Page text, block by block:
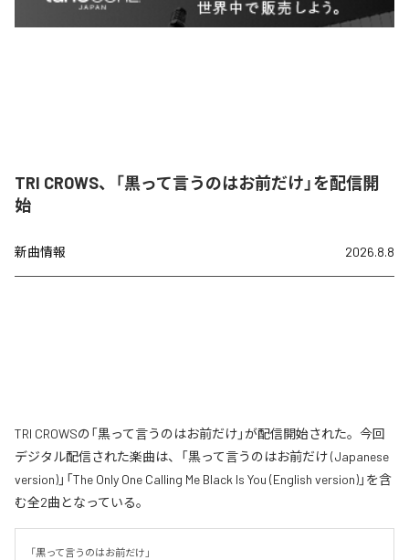
TRI CROWS、「黒って言うのはお前だけ」を配信開
始
新曲情報 2026.8.8
TRI CROWSの「黒って言うのはお前だけ」が配信開始された。今回
デジタル配信された楽曲は、「黒って言うのはお前だけ (Japanese
version)」「The Only One Calling Me Black Is You (English version)」を含
む全2曲となっている。
「黒って言うのはお前だけ」